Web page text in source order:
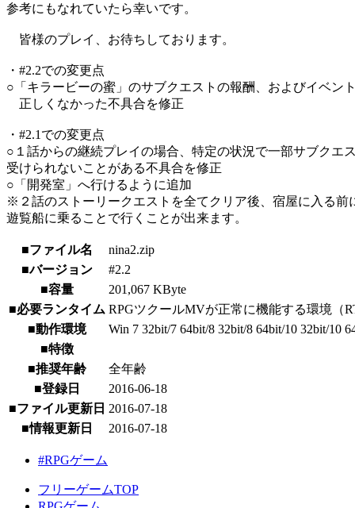
参考にもなれていたら幸いです。
皆様のプレイ、お待ちしております。
・#2.2での変更点
○「キラービーの蜜」のサブクエストの報酬、およびイベン
正しくなかった不具合を修正
・#2.1での変更点
○１話からの継続プレイの場合、特定の状況で一部サブクエ
受けられないことがある不具合を修正
○「開発室」へ行けるように追加
※２話のストーリークエストを全てクリア後、宿屋に入る前
遊覧船に乗ることで行くことが出来ます。
■ファイル名
nina2.zip
■バージョン
#2.2
■容量
201,067 KByte
■必要ランタイム RPGツクールMVが正常に機能する環境（
■動作環境
Win 7 32bit/7 64bit/8 32bit/8 64bit/10 32bit/10
■特徴
■推奨年齢
全年齢
■登録日
2016-06-18
■ファイル更新日 2016-07-18
■情報更新日
2016-07-18
#RPGゲーム
フリーゲームTOP